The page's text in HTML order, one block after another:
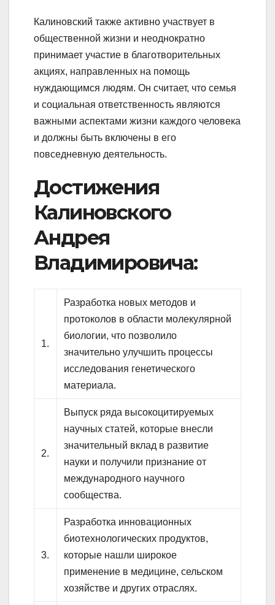
Калиновский также активно участвует в
общественной жизни и неоднократно
принимает участие в благотворительных
акциях, направленных на помощь
нуждающимся людям. Он считает, что семья
и социальная ответственность являются
важными аспектами жизни каждого человека
и должны быть включены в его
повседневную деятельность.
Достижения
Калиновского
Андрея
Владимировича:
1.
Разработка новых методов и
протоколов в области молекулярной
биологии, что позволило
значительно улучшить процессы
исследования генетического
материала.
2.
Выпуск ряда высокоцитируемых
научных статей, которые внесли
значительный вклад в развитие
науки и получили признание от
международного научного
сообщества.
3.
Разработка инновационных
биотехнологических продуктов,
которые нашли широкое
применение в медицине, сельском
хозяйстве и других отраслях.